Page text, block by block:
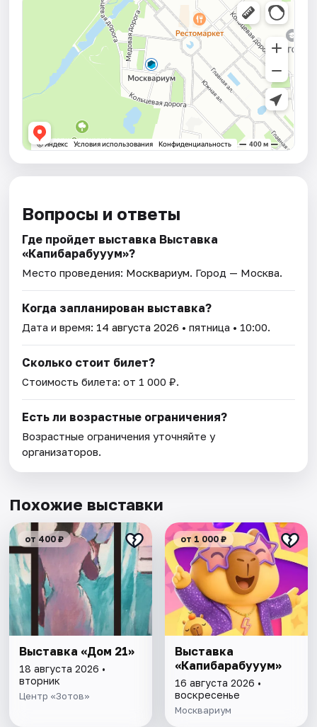
Вопросы и ответы
Где пройдет выставка Выставка
«Капибарабууум»?
Место проведения: Москвариум. Город — Москва.
Когда запланирован выставка?
Дата и время: 14 августа 2026 • пятница • 10:00.
Сколько стоит билет?
Стоимость билета: от 1 000 ₽.
Есть ли возрастные ограничения?
Возрастные ограничения уточняйте у
организаторов.
Похожие выставки
от 400 ₽
Выставка «Дом 21»
18 августа 2026 •
вторник
Центр «Зотов»
от 1 000 ₽
Выставка
«Капибарабууум»
16 августа 2026 •
воскресенье
Москвариум